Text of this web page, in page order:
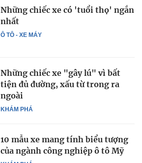
Ô TÔ - XE MÁY
Những chiếc xe có 'tuổi thọ' ngắn
nhất
KHÁM PHÁ
Những chiếc xe "gây lú" vì bất
tiện đủ đường, xấu từ trong ra
ngoài
10 mẫu xe mang tính biểu tượng
của ngành công nghiệp ô tô Mỹ